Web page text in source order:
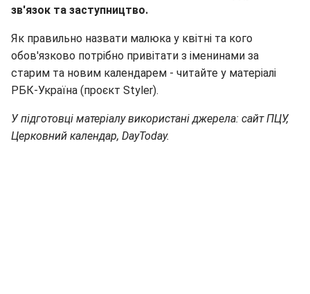
зв'язок та заступництво.
Як правильно назвати малюка у квітні та кого
обов'язково потрібно привітати з іменинами за
старим та новим календарем - читайте у матеріалі
РБК-Україна (проєкт Styler).
У підготовці матеріалу використані джерела: сайт ПЦУ,
Церковний календар, DayToday.